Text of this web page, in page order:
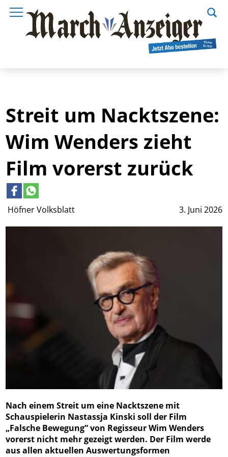
Höfner Volksblatt 3. Juni 2026
Streit um Nacktszene:
Wim Wenders zieht
Film vorerst zurück
Nach einem Streit um eine Nacktszene mit
Schauspielerin Nastassja Kinski soll der Film
„Falsche Bewegung“ von Regisseur Wim Wenders
vorerst nicht mehr gezeigt werden. Der Film werde
aus allen aktuellen Auswertungsformen